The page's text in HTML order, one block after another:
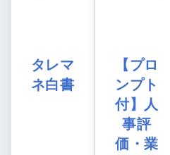
タレマ
ネ白書
【プロ
ンプト
付】人
事評
価・業